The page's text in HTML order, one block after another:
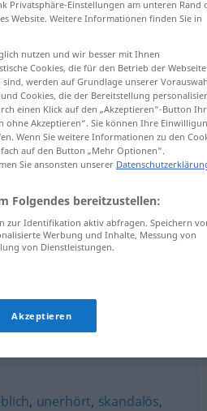
, unerhört, skandalös,
Privatsphäre-Einstellungen am unteren Rand
Website. Weitere Informationen finden Sie in
nutzen und wir besser mit Ihnen
Cookies, die für den Betrieb der
werden auf Grundlage unserer
Cookies, die der Bereitstellung
einen Klick auf den „Akzeptieren“-Button Ihr
ohne Akzeptieren“. Sie können Ihre
Wenn Sie weitere Informationen zu den
auf den Button „Mehr Optionen“.
Sie ansonsten unserer
Folgendes bereitzustellen:
zur Identifikation aktiv abfragen. Speichern
Werbung und Inhalte, Messung von
von Dienstleistungen.
Akzeptieren